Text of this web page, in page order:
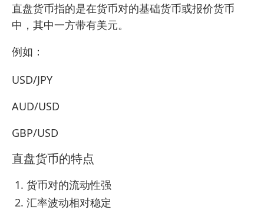
直盘货币指的是在货币对的基础货币或报价货币
中，其中一方带有美元。
例如：
USD/JPY
AUD/USD
GBP/USD
直盘货币的特点
货币对的流动性强
汇率波动相对稳定